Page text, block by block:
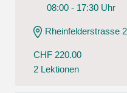
08:00 - 17:30 Uhr
Rheinfelderstrasse
CHF 220.00
2 Lektionen